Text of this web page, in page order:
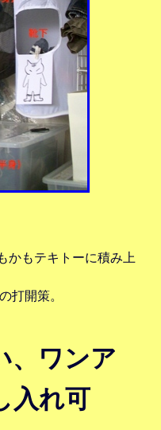
かもテキトーに積み上
打開策。
、ワンア
入れ可